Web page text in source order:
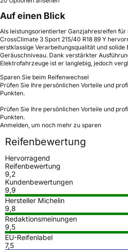
Auf einen Blick
Als leistungsorientierter Ganzjahresreifen für
CrossClimate 3 Sport 215/40 R18 89 Y
erstklassige Verarbeitungsqualität und solide
Geräuschniveau. Dank verstärkter
Elektrofahrzeuge ist er langlebig, jedoch
Sparen Sie beim Reifenwechsel
Prüfen Sie Ihre persönlichen Vorteile und
Punkten.
Prüfen Sie Ihre persönlichen Vorteile und
Punkten.
Anmelden, um noch mehr zu sparen
Reifenbewertung
Hervorragend
Reifenbewertung
9,2
Kundenbewertungen
9,9
Hersteller Michelin
9,8
Redaktionsmeinungen
9,5
EU-Reifenlabel
7,5